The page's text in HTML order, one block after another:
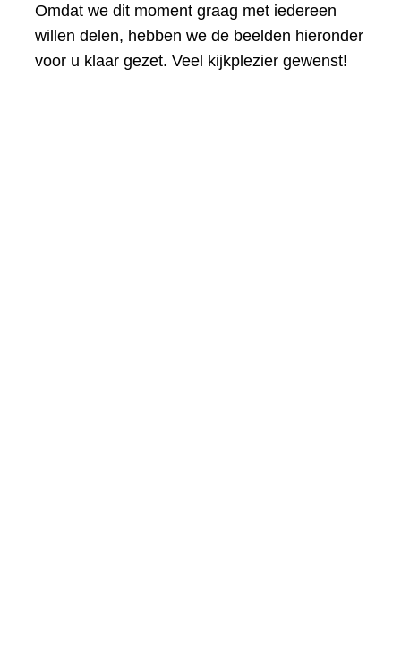
Omdat we dit moment graag met iedereen
willen delen, hebben we de beelden hieronder
voor u klaar gezet. Veel kijkplezier gewenst!